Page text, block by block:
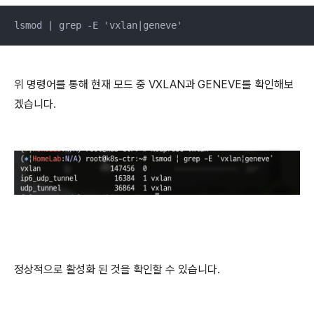
lsmod | grep -E 'vxlan|geneve'
위 명령어를 통해 현재 모드 중 VXLAN과 GENEVE를 확인해보
겠습니다.
정상적으로 활성화 된 것을 확인할 수 있습니다.